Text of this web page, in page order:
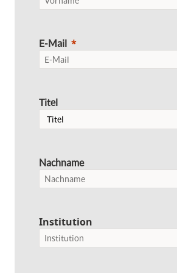
E-Mail
Titel
Nachname
Institution